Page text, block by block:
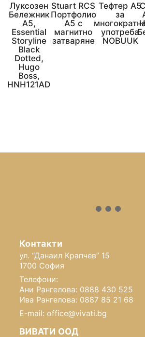
Луксозен
Бележник
А5,
Essential
Storyline
Black
Dotted,
Hugo
Boss,
HNH121AD
Stuart RCS
Портфолио
А5 с
магнитно
затваряне
Тефтер А5
за
употреба
NOBUUK
Контакти
ул. “Данаил Крапчев” 15
1700 София
Телефони:
Ани Рангелова: 0888 430 525
Ива Рангелова: 0887 85 21 68
E-mail: office@vivati.bg
ВИВАТИ ООД